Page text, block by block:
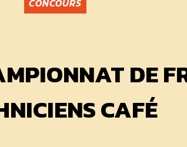
CONCOURS
DE
CAFÉ